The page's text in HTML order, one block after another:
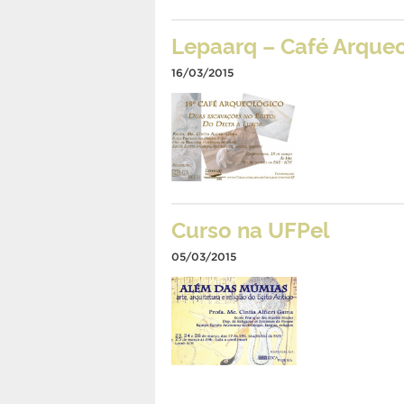
Lepaarq – Café
16/03/2015
Curso na UFPel
05/03/2015